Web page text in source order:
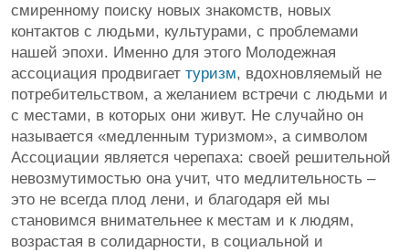
смиренному поиску новых знакомств, новых
контактов с людьми, культурами, с проблемами
нашей эпохи. Именно для этого Молодежная
ассоциация продвигает туризм, вдохновляемый не
потребительством, а желанием встречи с людьми и
с местами, в которых они живут. Не случайно он
называется «медленным туризмом», а символом
Ассоциации является черепаха: своей решительной
невозмутимостью она учит, что медлительность –
это не всегда плод лени, и благодаря ей мы
становимся внимательнее к местам и к людям,
возрастая в солидарности, в социальной и